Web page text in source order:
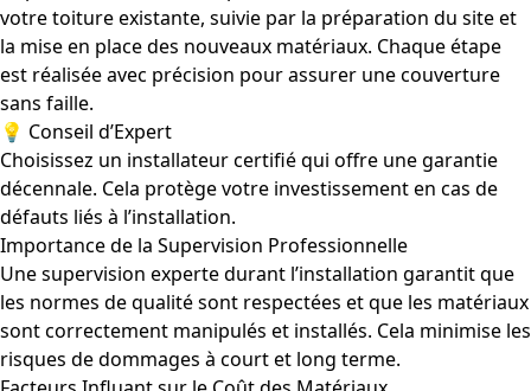
votre toiture existante, suivie par la préparation du site et
la mise en place des nouveaux matériaux. Chaque étape
est réalisée avec précision pour assurer une couverture
sans faille.
💡 Conseil d’Expert
Choisissez un installateur certifié qui offre une garantie
décennale. Cela protège votre investissement en cas de
défauts liés à l’installation.
Importance de la Supervision Professionnelle
Une supervision experte durant l’installation garantit que
les normes de qualité sont respectées et que les matériaux
sont correctement manipulés et installés. Cela minimise les
risques de dommages à court et long terme.